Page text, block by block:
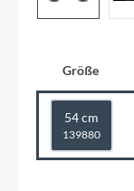
Größe
54 cm
139880